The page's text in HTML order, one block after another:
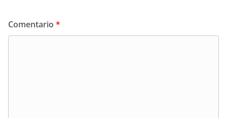
Comentario *